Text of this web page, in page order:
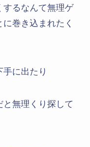
するなんて無理ゲ
巻き込まれたく
手に出たり
と無理くり探して